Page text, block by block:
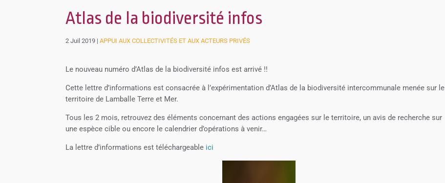
Atlas de la biodiversité infos
2 Juil 2019 |APPUI AUX COLLECTIVITÉS ET AUX ACTEURS PRIVÉS
Le nouveau numéro d’Atlas de la biodiversité infos est arrivé !!
Cette lettre d’informations est consacrée à l’expérimentation d’Atlas de la biodiversité intercommunale menée sur le
territoire de Lamballe Terre et Mer.
Tous les 2 mois, retrouvez des éléments concernant des actions engagées sur le territoire, un avis de recherche sur
une espèce cible ou encore le calendrier d’opérations à venir…
La lettre d’informations est téléchargeable ici